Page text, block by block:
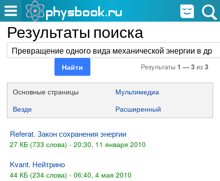
Результаты поиска
Результаты 1 — 3 из3
Основные страницы
Мультимедиа
Везде
Расширенный
Referat. Закон сохранения энергии
27 КБ (733 слова) - 20:30, 11 января 2010
Kvant. Нейтрино
44 КБ (234 слова) - 06:40, 4 мая 2010